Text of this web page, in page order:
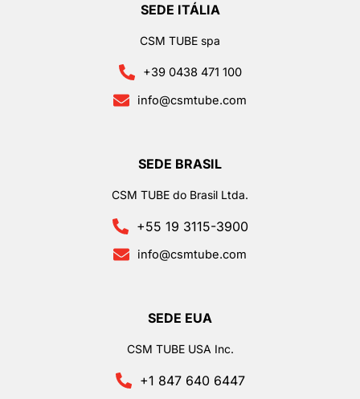
SEDE ITÁLIA
CSM TUBE spa
+39 0438 471 100
info@csmtube.com
SEDE BRASIL
CSM TUBE do Brasil Ltda.
+55 19 3115-3900
info@csmtube.com
SEDE EUA
CSM TUBE USA Inc.
+1 847 640 6447